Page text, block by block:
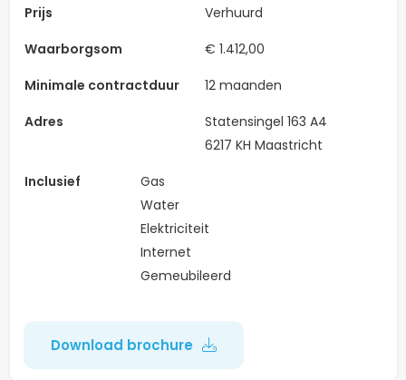
Prijs
Verhuurd
Waarborgsom
€ 1.412,00
Minimale contractduur
12 maanden
Adres
Statensingel 163 A4
6217 KH Maastricht
Inclusief
Gas
Water
Elektriciteit
Internet
Gemeubileerd
Download brochure